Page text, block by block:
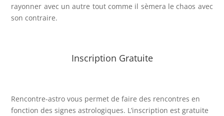
rayonner avec un autre tout comme il sèmera le chaos avec
son contraire.
Inscription Gratuite
Rencontre-astro vous permet de faire des rencontres en
fonction des signes astrologiques. L’inscription est gratuite